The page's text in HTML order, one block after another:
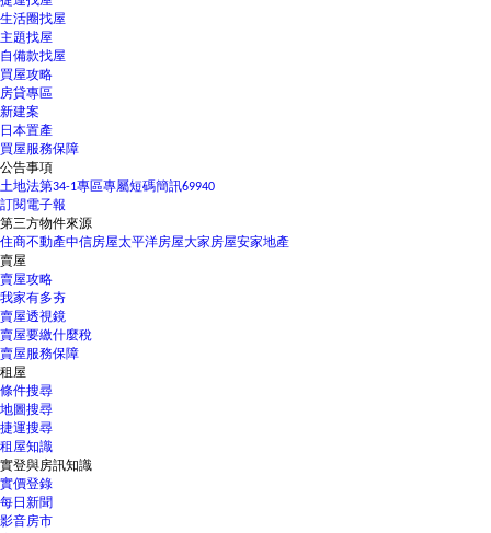
生活圈找屋
主題找屋
自備款找屋
買屋攻略
房貸專區
新建案
日本置產
買屋服務保障
公告事項
土地法第34-1專區專屬短碼簡訊69940
訂閱電子報
第三方物件來源
住商不動產中信房屋太平洋房屋大家房屋安家地產
賣屋
賣屋攻略
我家有多夯
賣屋透視鏡
賣屋要繳什麼稅
賣屋服務保障
租屋
條件搜尋
地圖搜尋
捷運搜尋
租屋知識
實登與房訊知識
實價登錄
每日新聞
影音房市